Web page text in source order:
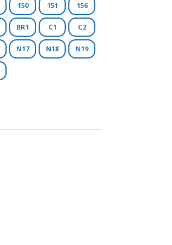
150 151 156
BR1 C1 C2
N17 N18 N19